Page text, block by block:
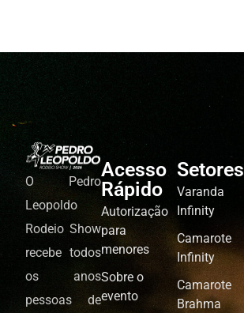
O Pedro
Leopoldo
Rodeio Show
recebe todos
os anos
pessoas de
Acesso
Rápido
Autorização
para
menores
Sobre o
evento
Setores
Varanda
Infinity
Camarote
Infinity
Camarote
Brahma